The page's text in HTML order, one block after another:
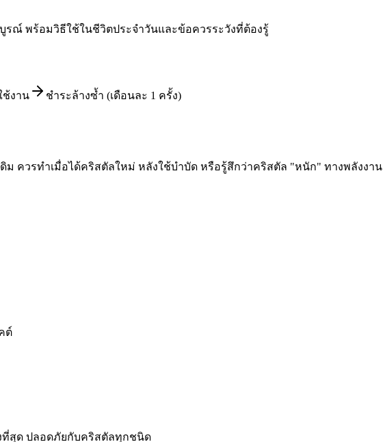
ณ์ พร้อมวิธีใช้ในชีวิตประจำวันและข้อควรระวังที่ต้องรู้
ช้งาน ชำระล้างซ้ำ (เดือนละ 1 ครั้ง)
ม ควรทำเมื่อได้คริสตัลใหม่ หลังใช้บำบัด หรือรู้สึกว่าคริสตัล "หนัก" ทางพลังงาน
ต์
ที่สุด ปลอดภัยกับคริสตัลทุกชนิด